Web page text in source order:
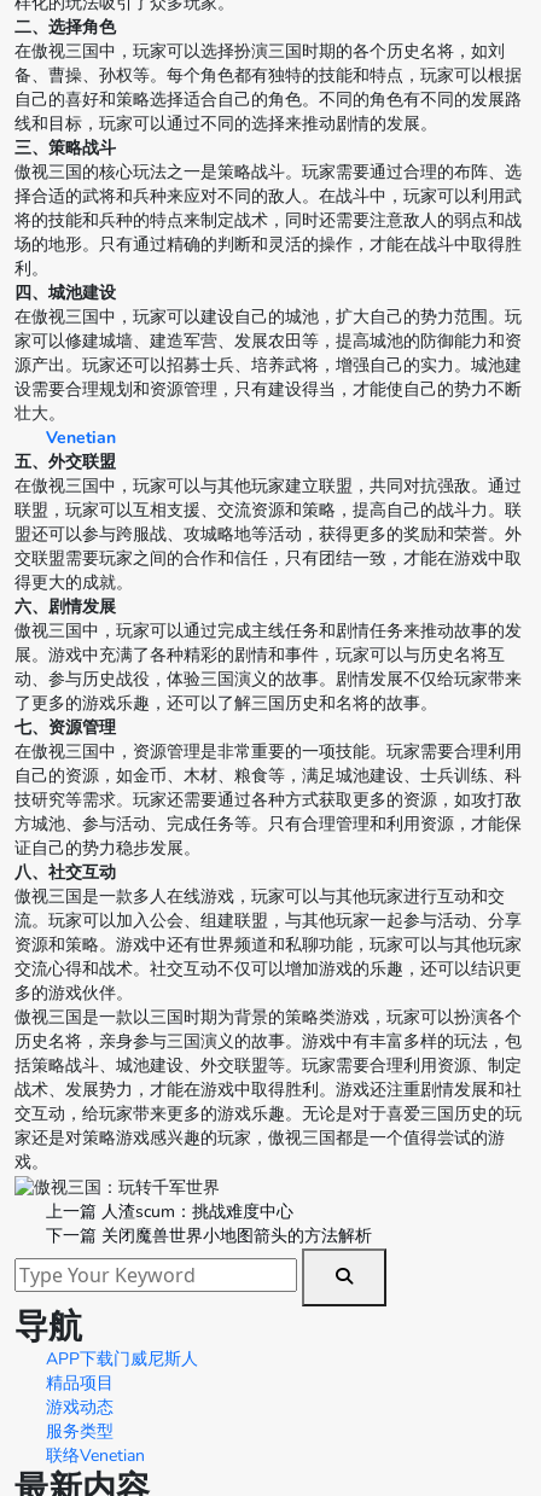
二、选择角色
在傲视三国中，玩家可以选择扮演三国时期的各个历史名将，如刘
备、曹操、孙权等。每个角色都有独特的技能和特点，玩家可以根据
自己的喜好和策略选择适合自己的角色。不同的角色有不同的发展路
线和目标，玩家可以通过不同的选择来推动剧情的发展。
三、策略战斗
傲视三国的核心玩法之一是策略战斗。玩家需要通过合理的布阵、选
择合适的武将和兵种来应对不同的敌人。在战斗中，玩家可以利用武
将的技能和兵种的特点来制定战术，同时还需要注意敌人的弱点和战
场的地形。只有通过精确的判断和灵活的操作，才能在战斗中取得胜
利。
四、城池建设
在傲视三国中，玩家可以建设自己的城池，扩大自己的势力范围。玩
家可以修建城墙、建造军营、发展农田等，提高城池的防御能力和资
源产出。玩家还可以招募士兵、培养武将，增强自己的实力。城池建
设需要合理规划和资源管理，只有建设得当，才能使自己的势力不断
壮大。
Venetian
五、外交联盟
在傲视三国中，玩家可以与其他玩家建立联盟，共同对抗强敌。通过
联盟，玩家可以互相支援、交流资源和策略，提高自己的战斗力。联
盟还可以参与跨服战、攻城略地等活动，获得更多的奖励和荣誉。外
交联盟需要玩家之间的合作和信任，只有团结一致，才能在游戏中取
得更大的成就。
六、剧情发展
傲视三国中，玩家可以通过完成主线任务和剧情任务来推动故事的发
展。游戏中充满了各种精彩的剧情和事件，玩家可以与历史名将互
动、参与历史战役，体验三国演义的故事。剧情发展不仅给玩家带来
了更多的游戏乐趣，还可以了解三国历史和名将的故事。
七、资源管理
在傲视三国中，资源管理是非常重要的一项技能。玩家需要合理利用
自己的资源，如金币、木材、粮食等，满足城池建设、士兵训练、科
技研究等需求。玩家还需要通过各种方式获取更多的资源，如攻打敌
方城池、参与活动、完成任务等。只有合理管理和利用资源，才能保
证自己的势力稳步发展。
八、社交互动
傲视三国是一款多人在线游戏，玩家可以与其他玩家进行互动和交
流。玩家可以加入公会、组建联盟，与其他玩家一起参与活动、分享
资源和策略。游戏中还有世界频道和私聊功能，玩家可以与其他玩家
交流心得和战术。社交互动不仅可以增加游戏的乐趣，还可以结识更
多的游戏伙伴。
傲视三国是一款以三国时期为背景的策略类游戏，玩家可以扮演各个
历史名将，亲身参与三国演义的故事。游戏中有丰富多样的玩法，包
括策略战斗、城池建设、外交联盟等。玩家需要合理利用资源、制定
战术、发展势力，才能在游戏中取得胜利。游戏还注重剧情发展和社
交互动，给玩家带来更多的游戏乐趣。无论是对于喜爱三国历史的玩
家还是对策略游戏感兴趣的玩家，傲视三国都是一个值得尝试的游
戏。
上一篇 人渣scum：挑战难度中心
下一篇 关闭魔兽世界小地图箭头的方法解析
导航
APP下载门威尼斯人
精品项目
游戏动态
服务类型
联络Venetian